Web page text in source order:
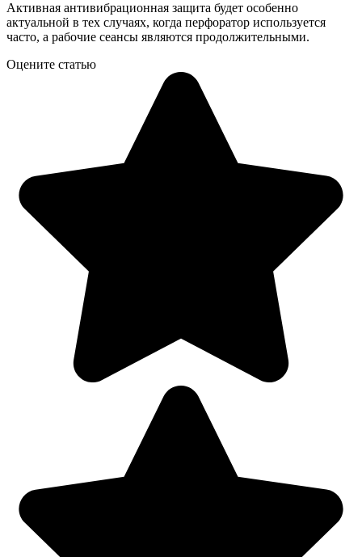
Активная антивибрационная защита будет особенно
актуальной в тех случаях, когда перфоратор используется
часто, а рабочие сеансы являются продолжительными.
Оцените статью